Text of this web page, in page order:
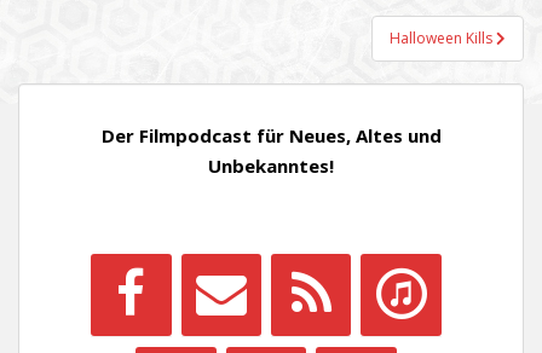
Halloween Kills
Der Filmpodcast für Neues, Altes und
Unbekanntes!